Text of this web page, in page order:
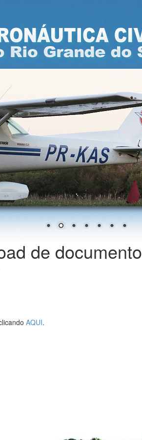
de documento
AQUI.